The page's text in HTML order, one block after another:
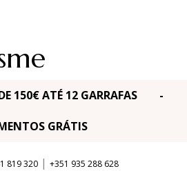
150€ ATÉ 12 GARRAFAS -
GRÁTIS
819 320 | +351 935 288 628